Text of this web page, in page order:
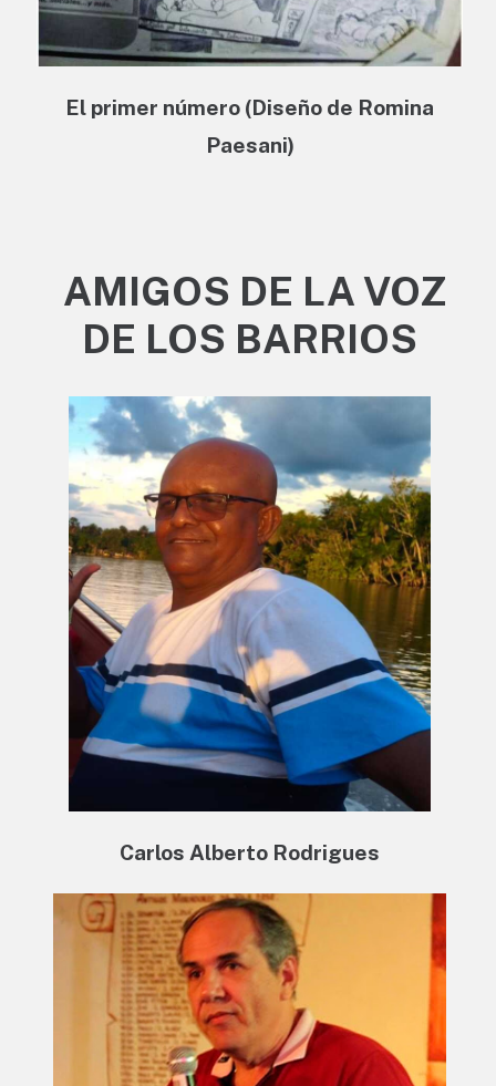
El primer número (Diseño de Romina
Paesani)
AMIGOS DE LA VOZ
DE LOS BARRIOS
Carlos Alberto Rodrigues